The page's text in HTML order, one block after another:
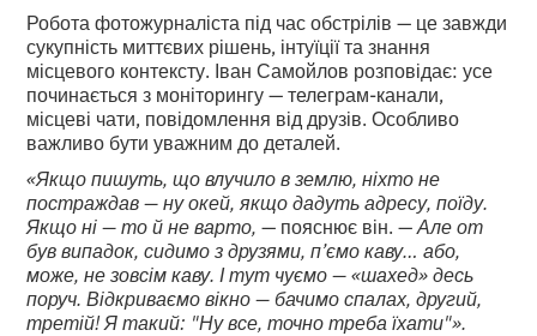
Робота фотожурналіста під час обстрілів — це завжди
сукупність миттєвих рішень, інтуїції та знання
місцевого контексту. Іван Самойлов розповідає: усе
починається з моніторингу — телеграм-канали,
місцеві чати, повідомлення від друзів. Особливо
важливо бути уважним до деталей.
«Якщо пишуть, що влучило в землю, ніхто не
постраждав — ну окей, якщо дадуть адресу, поїду.
Якщо ні — то й не варто, — пояснює він. —Але от
був випадок, сидимо з друзями, п’ємо каву… або,
може, не зовсім каву. І тут чуємо — «шахед» десь
поруч. Відкриваємо вікно — бачимо спалах, другий,
третій! Я такий: "Ну все, точно треба їхати"».